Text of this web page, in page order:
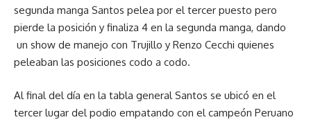
segunda manga Santos pelea por el tercer puesto pero
pierde la posición y finaliza 4 en la segunda manga, dando
un show de manejo con Trujillo y Renzo Cecchi quienes
peleaban las posiciones codo a codo.
Al final del día en la tabla general Santos se ubicó en el
tercer lugar del podio empatando con el campeón Peruano